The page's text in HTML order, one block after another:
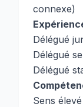
connexe)
Délégué
Délégué
Délégué
Sens